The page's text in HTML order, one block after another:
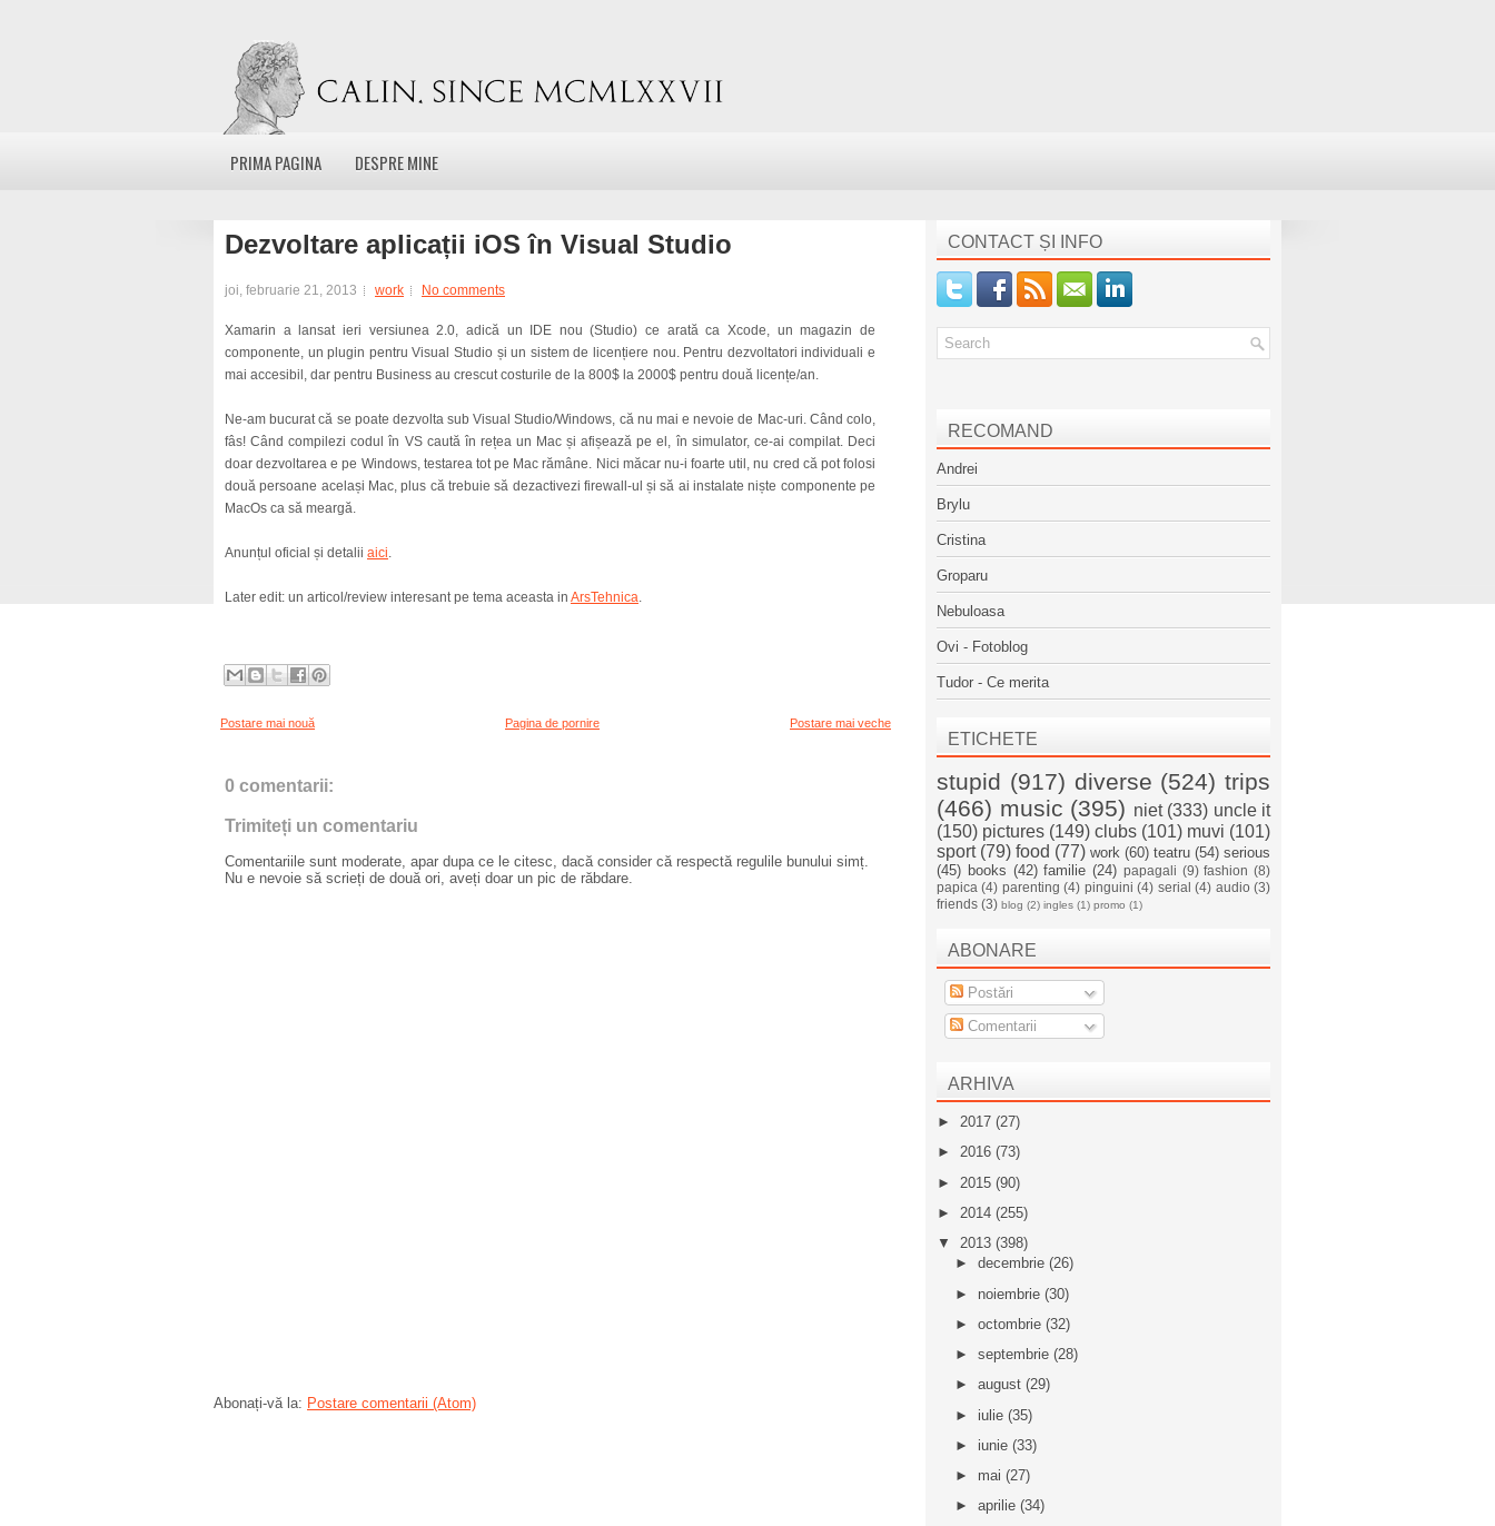
PRIMA PAGINA DESPRE MINE
Dezvoltare aplicații iOS în Visual Studio
joi, februarie 21, 2013 work No comments
Xamarin a lansat ieri versiunea 2.0, adică un IDE nou (Studio) ce arată ca Xcode, un magazin de
componente, un plugin pentru Visual Studio și un sistem de licențiere nou. Pentru dezvoltatori individuali e
mai accesibil, dar pentru Business au crescut costurile de la 800$ la 2000$ pentru două licențe/an.
Ne-am bucurat că se poate dezvolta sub Visual Studio/Windows, că nu mai e nevoie de Mac-uri. Când colo,
fâs! Când compilezi codul în VS caută în rețea un Mac și afișează pe el, în simulator, ce-ai compilat. Deci
doar dezvoltarea e pe Windows, testarea tot pe Mac rămâne. Nici măcar nu-i foarte util, nu cred că pot folosi
două persoane același Mac, plus că trebuie să dezactivezi firewall-ul și să ai instalate niște componente pe
MacOs ca să meargă.
Anunțul oficial și detalii aici.
Later edit: un articol/review interesant pe tema aceasta in ArsTehnica.
Postare mai nouă Postare mai veche
Pagina de pornire
0 comentarii:
Trimiteți un comentariu
Comentariile sunt moderate, apar dupa ce le citesc, dacă consider că respectă regulile bunului simț.
Nu e nevoie să scrieți de două ori, aveți doar un pic de răbdare.
Abonați-vă la: Postare comentarii (Atom)
CONTACT ȘI INFO
RECOMAND
Andrei
Brylu
Cristina
Groparu
Nebuloasa
Ovi - Fotoblog
Tudor - Ce merita
ETICHETE
stupid (917) diverse (524) trips
(466) music (395) niet (333) uncle it
(150) pictures (149) clubs (101) muvi (101)
sport (79) food (77) work (60) teatru (54) serious
(45) books (42) familie (24) papagali (9) fashion (8)
papica (4) parenting (4) pinguini (4) serial (4) audio (3)
friends (3) blog (2) ingles (1) promo (1)
ABONARE
Postări
Comentarii
ARHIVA
► 2017 (27)
► 2016 (73)
► 2015 (90)
► 2014 (255)
▼ 2013 (398)
► decembrie (26)
► noiembrie (30)
► octombrie (32)
► septembrie (28)
► august (29)
► iulie (35)
► iunie (33)
► mai (27)
► aprilie (34)